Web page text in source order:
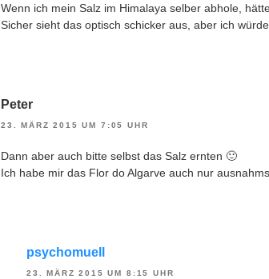
Wenn ich mein Salz im Himalaya selber abhole,
Sicher sieht das optisch schicker aus, aber ich
Peter
23. MÄRZ 2015 UM 7:05 UHR
Dann aber auch bitte selbst das Salz ernten 🙂
Ich habe mir das Flor do Algarve auch nur
psychomuell
23. MÄRZ 2015 UM 8:15 UHR